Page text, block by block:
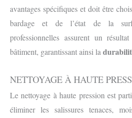
avantages spécifiques et doit être
bardage et de l’état de la
professionnelles assurent un
bâtiment, garantissant ainsi la
NETTOYAGE À HAUTE
Le nettoyage à haute pression est
éliminer les salissures tenaces,